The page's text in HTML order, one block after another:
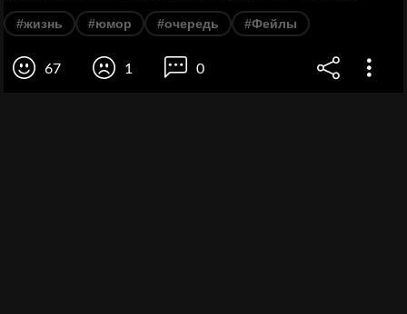
#жизнь #юмор #очередь #Фейлы
67 1 0